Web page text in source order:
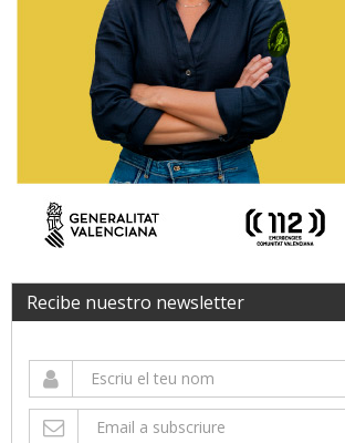
Recibe nuestro newsletter